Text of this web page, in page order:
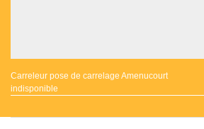
Carreleur pose de carrelage Amenucourt
indisponible